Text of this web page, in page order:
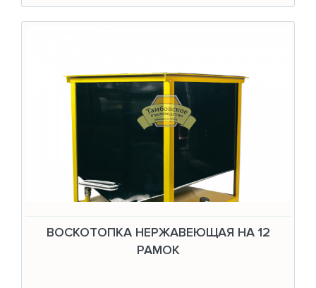
ВОСКОТОПКА НЕРЖАВЕЮЩАЯ НА 12
РАМОК